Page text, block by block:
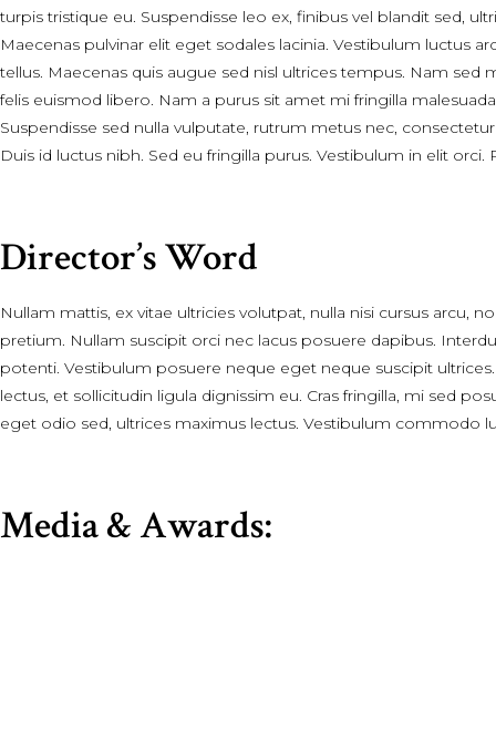
turpis tristique eu. Suspendisse leo ex, finibus vel blandit sed,
Maecenas pulvinar elit eget sodales lacinia. Vestibulum luctus
tellus. Maecenas quis augue sed nisl ultrices tempus. Nam sed
felis euismod libero. Nam a purus sit amet mi fringilla
Suspendisse sed nulla vulputate, rutrum metus nec,
Duis id luctus nibh. Sed eu fringilla purus. Vestibulum in elit orci.
Director’s Word
Nullam mattis, ex vitae ultricies volutpat, nulla nisi cursus arcu,
pretium. Nullam suscipit orci nec lacus posuere dapibus.
potenti. Vestibulum posuere neque eget neque suscipit
lectus, et sollicitudin ligula dignissim eu. Cras fringilla, mi sed
eget odio sed, ultrices maximus lectus. Vestibulum commodo
Media & Awards: